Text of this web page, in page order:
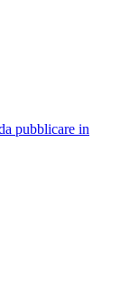
pubblicare in